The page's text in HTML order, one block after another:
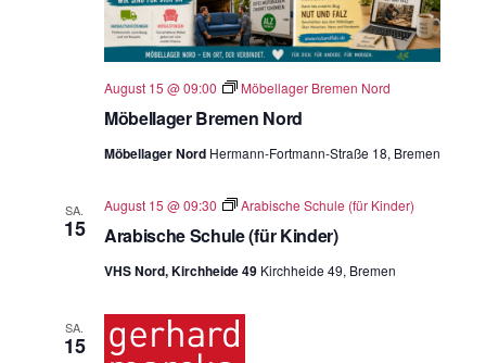
Möbellager Bremen Nord
August 15 @ 09:00 Möbellager Bremen Nord
Möbellager Nord Hermann-Fortmann-Straße 18, Bremen
SA.
15 Arabische Schule (für Kinder)
August 15 @ 09:30 Arabische Schule (für Kinder)
VHS Nord, Kirchheide 49 Kirchheide 49, Bremen
SA.
15